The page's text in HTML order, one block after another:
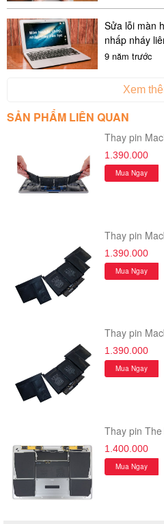
Sửa lỗi màn
nhấp nháy
9 năm trước
Xem
SẢN PHẨM LIÊN QUAN
Thay pin
1.390.000
Mua Ngay
Thay pin
1.390.000
Mua Ngay
Thay pin
1.390.000
Mua Ngay
Thay pin
1.400.000
Mua Ngay